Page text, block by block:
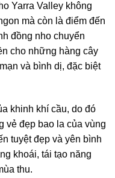
Yarra Valley không
mà còn là điểm đến
đồng nho chuyển
cho những hàng cây
và bình dị, đặc biệt
khinh khí cầu, do đó
vẻ đẹp bao la của vùng
tuyệt đẹp và yên bình
khoái, tái tạo năng
thu.